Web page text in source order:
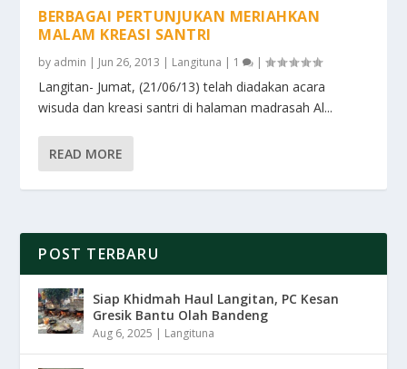
BERBAGAI PERTUNJUKAN MERIAHKAN
MALAM KREASI SANTRI
by admin | Jun 26, 2013 | Langituna | 1 |
Langitan- Jumat, (21/06/13) telah diadakan acara
wisuda dan kreasi santri di halaman madrasah Al...
READ MORE
POST TERBARU
Siap Khidmah Haul Langitan, PC Kesan
Gresik Bantu Olah Bandeng
Aug 6, 2025 | Langituna